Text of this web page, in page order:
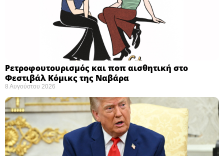
Ρετροφουτουρισμός και ποπ αισθητική στο
Φεστιβάλ Κόμικς της Ναβάρα ​
8 Αυγούστου 2026